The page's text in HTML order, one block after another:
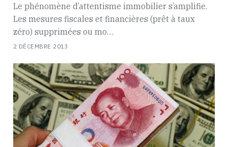
Le phénomène d’attentisme immobilier s’amplifie.
Les mesures fiscales et financières (prêt à taux
zéro) supprimées ou mo…
2 DÉCEMBRE 2013